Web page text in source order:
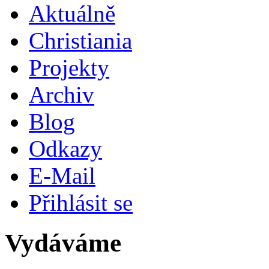
Aktuálně
Christiania
Projekty
Archiv
Blog
Odkazy
E-Mail
Přihlásit se
Vydáváme